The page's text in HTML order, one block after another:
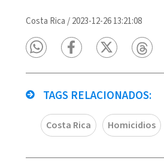
Costa Rica /2023-12-26 13:21:08
TAGS RELACIONADOS:
Costa Rica Homicidios